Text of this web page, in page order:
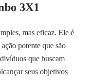
3X1
mas eficaz. Ele é
potente que são
que buscam
seus objetivos